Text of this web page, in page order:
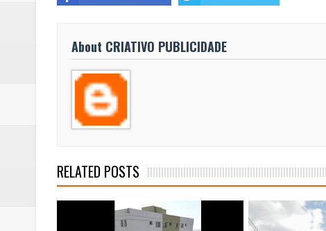
About CRIATIVO PUBLICIDADE
RELATED POSTS